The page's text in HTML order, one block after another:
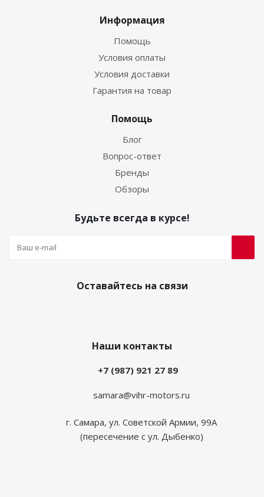
Информация
Помощь
Условия оплаты
Условия доставки
Гарантия на товар
Помощь
Блог
Вопрос-ответ
Бренды
Обзоры
Будьте всегда в курсе!
Оставайтесь на связи
Наши контакты
+7 (987) 921 27 89
samara@vihr-motors.ru
г. Самара, ул. Советской Армии, 99А
(пересечение с ул. Дыбенко)